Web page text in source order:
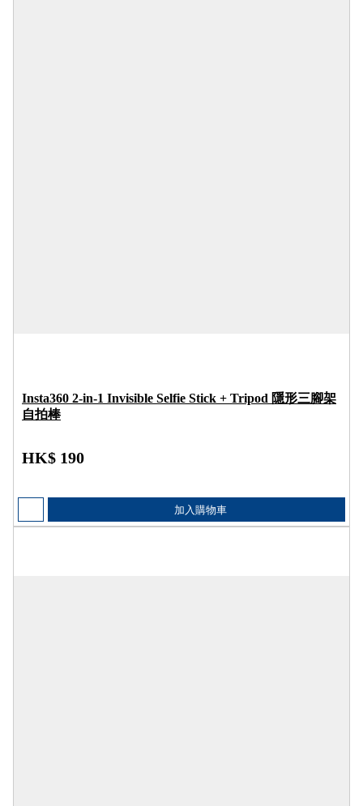
Insta360 2-in-1 Invisible Selfie Stick + Tripod 隱形三腳架
自拍棒
HK$ 190
加入購物車